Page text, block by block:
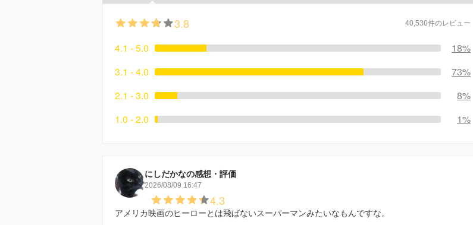
3.8 40,530件のレビュー
4.1 - 5.0
18%
3.1 - 4.0
73%
2.1 - 3.0
8%
1.0 - 2.0
1%
にしだかなの感想・評価
2026/08/09 16:47
4.3
アメリカ映画のヒーローとは飛ばないスーパーマンみたいなもんですな。